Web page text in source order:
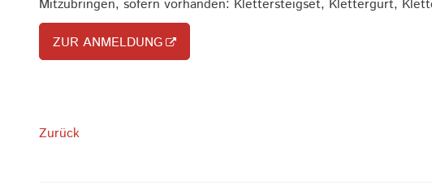
Mitzubringen, sofern vorhanden: Klettersteigset, Klettergurt,
ZUR ANMELDUNG
Zurück